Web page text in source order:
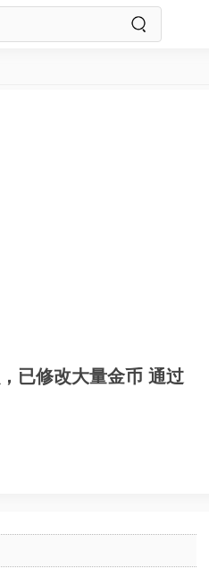
已修改大量金币 通过